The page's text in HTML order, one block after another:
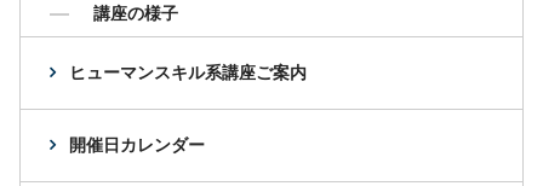
講座の様子
ヒューマンスキル系講座ご案内
開催日カレンダー